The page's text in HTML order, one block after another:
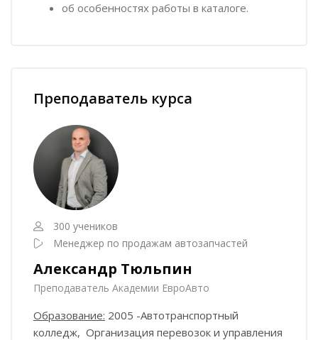
об особенностях работы в каталоге.
Преподаватель курса
300 учеников
Менеджер по продажам автозапчастей
Александр Тюльпин
Преподаватель Академии ЕвроАвто
Образование: 2005 -Автотранспортный
колледж, Организация перевозок и управления